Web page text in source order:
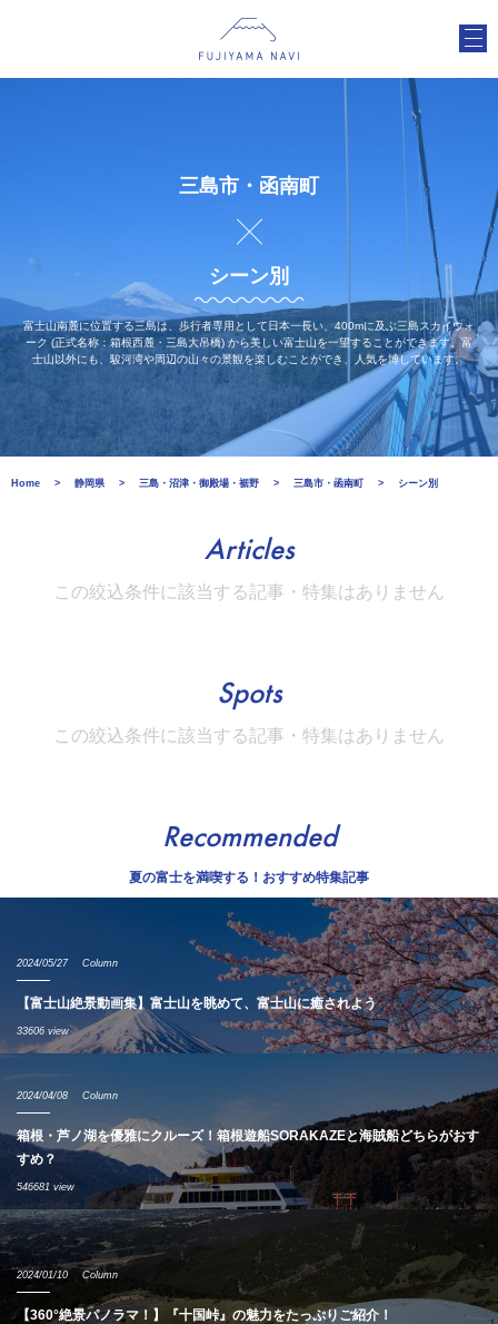
三島市・函南町
シーン別
富士山南麓に位置する三島は、歩行者専用として日本一長い、400mに及ぶ三島スカイウォ
ーク (正式名称：箱根西麓・三島大吊橋) から美しい富士山を一望することができます。富
士山以外にも、駿河湾や周辺の山々の景観を楽しむことができ、人気を博しています。
Home 静岡県 三島・沼津・御殿場・裾野 三島市・函南町 シーン別
Articles
この絞込条件に該当する記事・特集はありません
Spots
この絞込条件に該当する記事・特集はありません
Recommended
夏の富士を満喫する！おすすめ特集記事
2024/05/27 Column
【富士山絶景動画集】富士山を眺めて、富士山に癒されよう
33606 view
2024/04/08 Column
箱根・芦ノ湖を優雅にクルーズ！箱根遊船SORAKAZEと海賊船どちらがおす
すめ？
546681 view
2024/01/10 Column
【360°絶景パノラマ！】『十国峠』の魅力をたっぷりご紹介！